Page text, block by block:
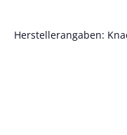
Herstellerangaben: